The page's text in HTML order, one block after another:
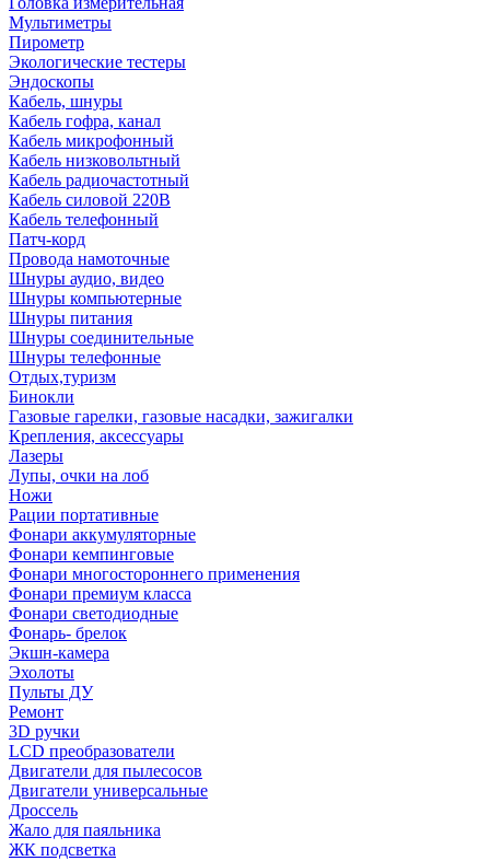
Мультиметры
Пирометр
Экологические тестеры
Эндоскопы
Кабель, шнуры
Кабель гофра, канал
Кабель микрофонный
Кабель низковольтный
Кабель радиочастотный
Кабель силовой 220В
Кабель телефонный
Патч-корд
Провода намоточные
Шнуры аудио, видео
Шнуры компьютерные
Шнуры питания
Шнуры соединительные
Шнуры телефонные
Отдых,туризм
Бинокли
Газовые гарелки, газовые насадки, зажигалки
Крепления, аксессуары
Лазеры
Лупы, очки на лоб
Ножи
Рации портативные
Фонари аккумуляторные
Фонари кемпинговые
Фонари многостороннего применения
Фонари премиум класса
Фонари светодиодные
Фонарь- брелок
Экшн-камера
Эхолоты
Пульты ДУ
Ремонт
3D ручки
LCD преобразователи
Двигатели для пылесосов
Двигатели универсальные
Дроссель
Жало для паяльника
ЖК подсветка